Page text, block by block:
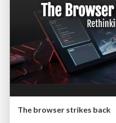
The browser strikes back